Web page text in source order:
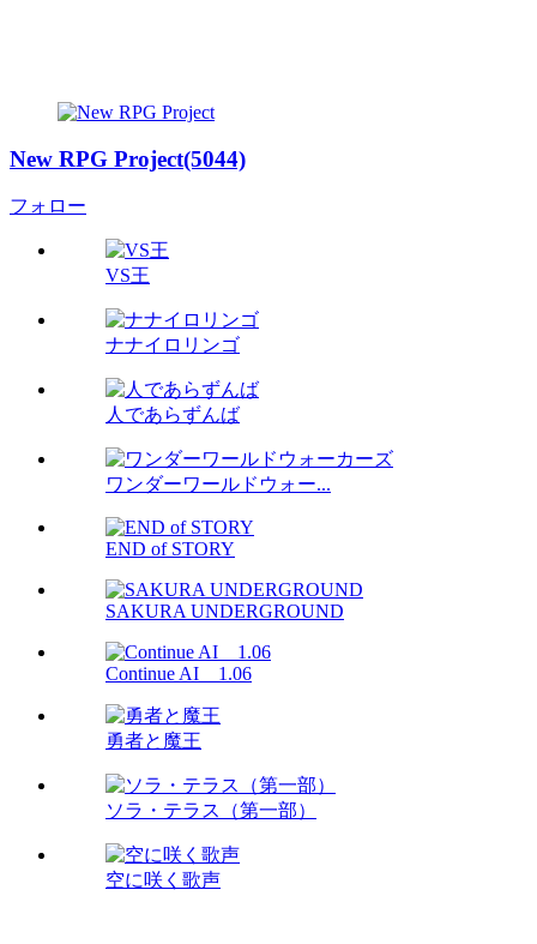
New RPG Project(5044)
フォロー
VS王
ナナイロリンゴ
人であらずんば
ワンダーワールドウォー...
END of STORY
SAKURA UNDERGROUND
Continue AI 1.06
勇者と魔王
ソラ・テラス（第一部）
空に咲く歌声